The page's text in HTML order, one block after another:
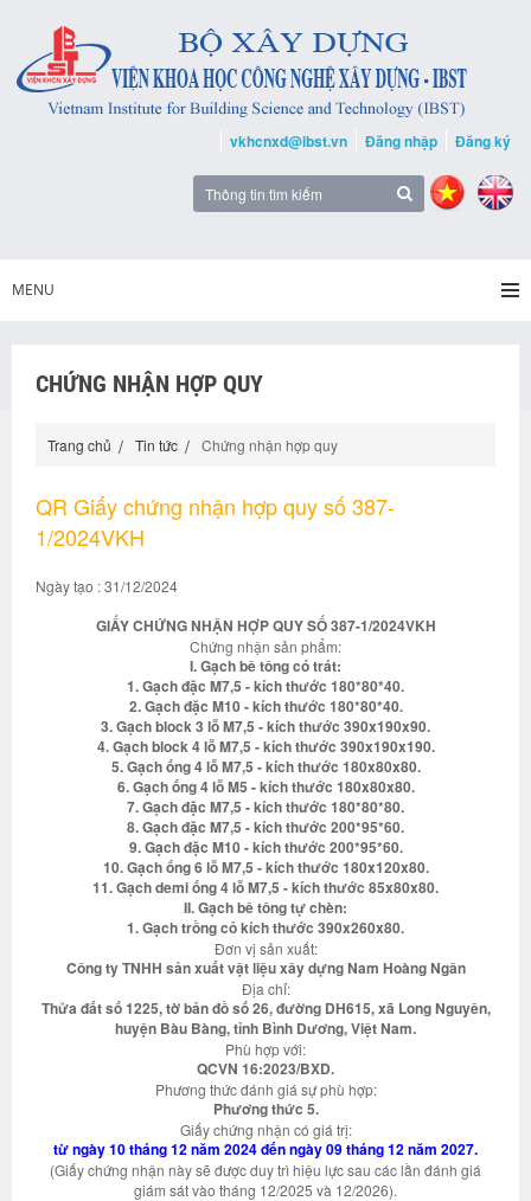
vkhcnxd@ibst.vn Đăng nhập Đăng ký
MENU
CHỨNG NHẬN HỢP QUY
Trang chủ Tin tức Chứng nhận hợp quy
QR Giấy chứng nhận hợp quy số 387-
1/2024VKH
Ngày tạo : 31/12/2024
GIẤY CHỨNG NHẬN HỢP QUY SỐ 387-1/2024VKH
Chứng nhận sản phẩm:
I. Gạch bê tông có trát:
1. Gạch đặc M7,5 - kích thước 180*80*40.
2. Gạch đặc M10 - kích thước 180*80*40.
3. Gạch block 3 lỗ M7,5 - kích thước 390x190x90.
4. Gạch block 4 lỗ M7,5 - kích thước 390x190x190.
5. Gạch ống 4 lỗ M7,5 - kích thước 180x80x80.
6. Gạch ống 4 lỗ M5 - kích thước 180x80x80.
7. Gạch đặc M7,5 - kích thước 180*80*80.
8. Gạch đặc M7,5 - kích thước 200*95*60.
9. Gạch đặc M10 - kích thước 200*95*60.
10. Gạch ống 6 lỗ M7,5 - kích thước 180x120x80.
11. Gạch demi ống 4 lỗ M7,5 - kích thước 85x80x80.
II. Gạch bê tông tự chèn:
1. Gạch trồng cỏ kích thước 390x260x80.
Đơn vị sản xuất:
Công ty TNHH sản xuất vật liệu xây dựng Nam Hoàng Ngân
Địa chỉ:
Thửa đất số 1225, tờ bản đồ số 26, đường DH615, xã Long Nguyên,
huyện Bàu Bàng, tỉnh Bình Dương, Việt Nam.
Phù hợp với:
QCVN 16:2023/BXD.
Phương thức đánh giá sự phù hợp:
Phương thức 5.
Giấy chứng nhận có giá trị:
từ ngày 10 tháng 12 năm 2024 đến ngày 09 tháng 12 năm 2027.
(Giấy chứng nhận này sẽ được duy trì hiệu lực sau các lần đánh giá
giám sát vào tháng 12/2025 và 12/2026).